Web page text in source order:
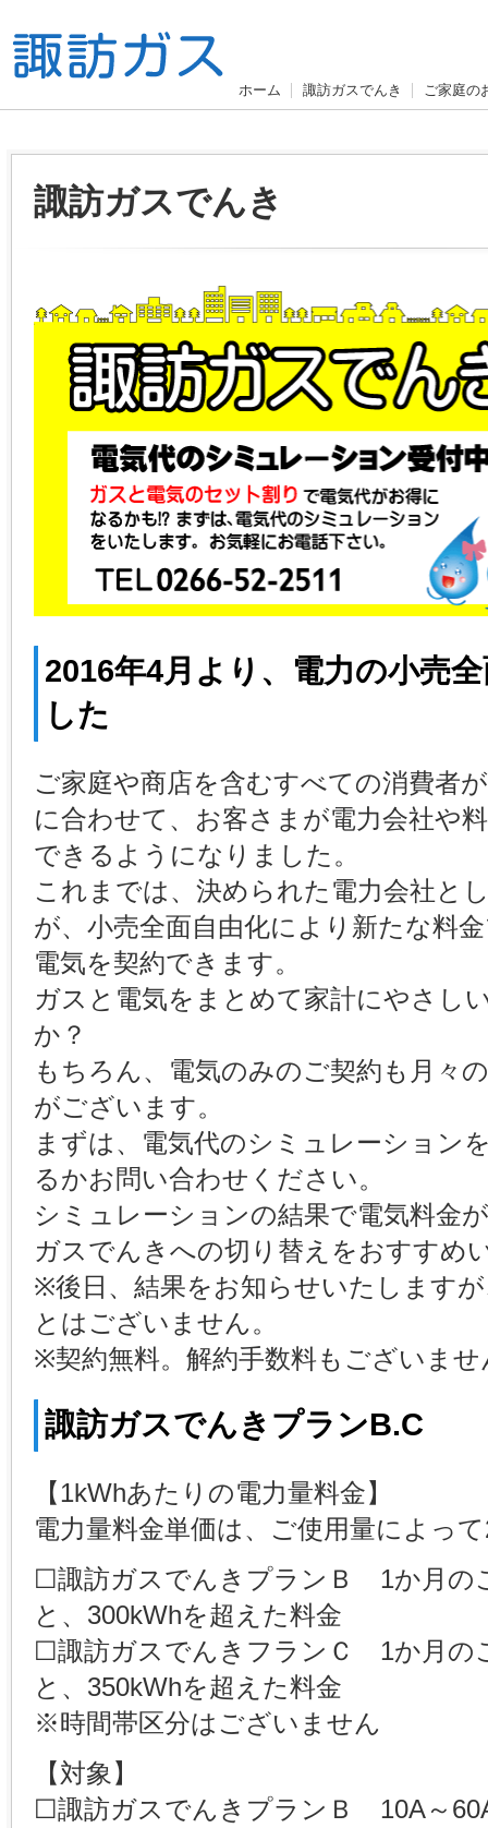
ホーム 諏訪ガスでんき ご家庭の
諏訪ガスでんき
2016年4月より、電力の小売
した
ご家庭や商店を含むすべての消費者
に合わせて、お客さまが電力会社や
できるようになりました。
これまでは、決められた電力会社と
が、小売全面自由化により新たな料
電気を契約できます。
ガスと電気をまとめて家計にやさし
か？
もちろん、電気のみのご契約も月々
がございます。
まずは、電気代のシミュレーション
るかお問い合わせください。
シミュレーションの結果で電気料金
ガスでんきへの切り替えをおすすめ
※後日、結果をお知らせいたします
とはございません。
※契約無料。解約手数料もございませ
諏訪ガスでんきプランB.C
【1kWhあたりの電力量料金】
電力量料金単価は、ご使用量によっ
☐諏訪ガスでんきプランＢ 1か月の
と、300kWhを超えた料金
☐諏訪ガスでんきフランＣ 1か月の
と、350kWhを超えた料金
※時間帯区分はございません
【対象】
☐諏訪ガスでんきプランＢ 10A～